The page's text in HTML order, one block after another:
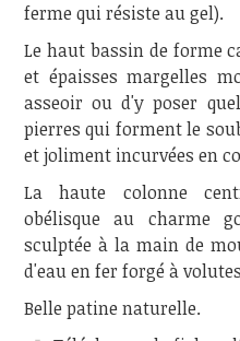
ferme qui résiste au gel).
Le haut bassin de forme
et épaisses margelles
asseoir ou d'y poser
pierres qui forment le
et joliment incurvées en
La haute colonne
obélisque au charme
sculptée à la main de
d'eau en fer forgé à
Belle patine naturelle.